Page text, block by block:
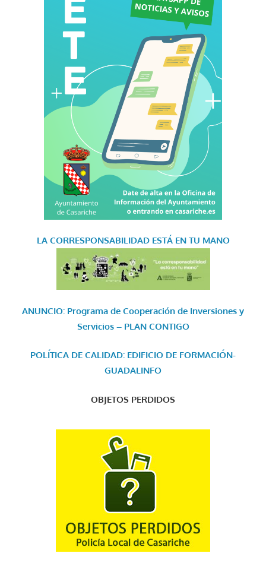
LA CORRESPONSABILIDAD ESTÁ EN TU MANO
ANUNCIO: Programa de Cooperación de Inversiones y
Servicios – PLAN CONTIGO
POLÍTICA DE CALIDAD: EDIFICIO DE FORMACIÓN-
GUADALINFO
OBJETOS PERDIDOS